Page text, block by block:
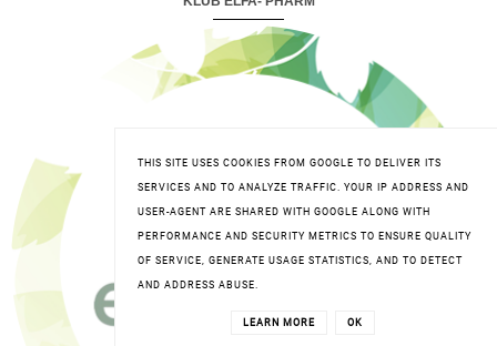
THIS SITE USES COOKIES FROM GOOGLE TO DELIVER ITS
SERVICES AND TO ANALYZE TRAFFIC. YOUR IP ADDRESS AND
USER-AGENT ARE SHARED WITH GOOGLE ALONG WITH
PERFORMANCE AND SECURITY METRICS TO ENSURE QUALITY
OF SERVICE, GENERATE USAGE STATISTICS, AND TO DETECT
AND ADDRESS ABUSE.
LEARN MORE OK